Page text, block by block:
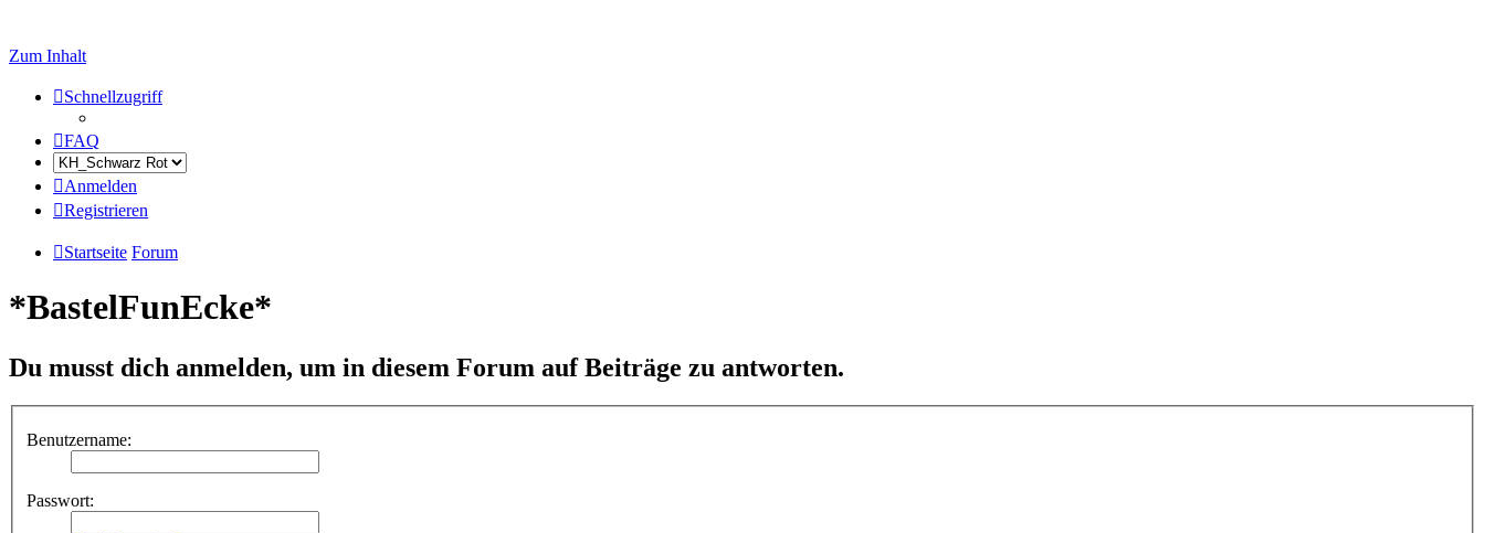
Zum Inhalt
Schnellzugriff
FAQ
Anmelden
Registrieren
Startseite Forum
*BastelFunEcke*
Du musst dich anmelden, um in diesem Forum auf Beiträge zu antworten.
Benutzername:
Passwort: